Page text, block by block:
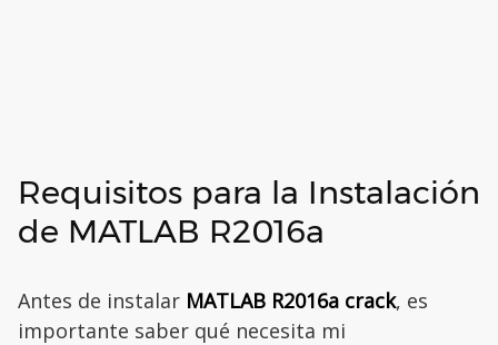
Requisitos para la Instalación
de MATLAB R2016a
Antes de instalar MATLAB R2016a crack, es
importante saber qué necesita mi